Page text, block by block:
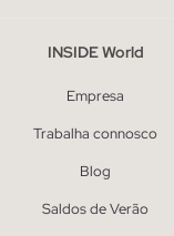
INSIDE World
Empresa
Trabalha connosco
Blog
Saldos de Verão